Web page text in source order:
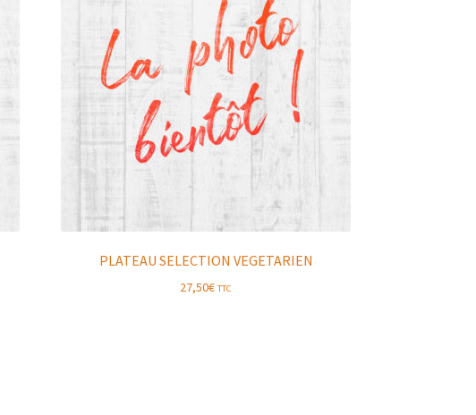
PLATEAU SELECTION VEGETARIEN
27,50€ TTC